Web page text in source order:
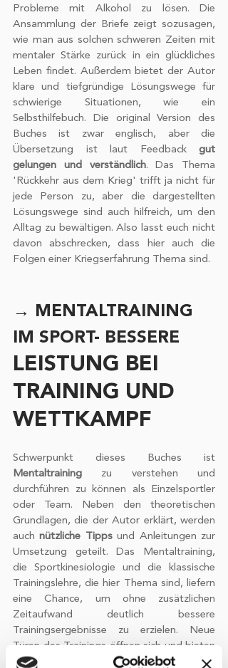
Probleme mit Alkohol zu lösen. Die
Ansammlung der Briefe zeigt sozusagen,
wie man aus solchen schweren Zeiten mit
mentaler Stärke zurück in ein glückliches
Leben findet. Außerdem bietet der Autor
klare und tiefgründige Lösungswege für
schwierige Situationen, wie ein
Selbsthilfebuch. Die original Version des
Buches ist zwar englisch, aber die
Übersetzung ist laut Feedback gut
gelungen und verständlich. Das Thema
'Rückkehr aus dem Krieg' trifft ja nicht für
jede Person zu, aber die dargestellten
Lösungswege sind auch hilfreich, um den
Alltag zu bewältigen. Also lasst euch nicht
davon abschrecken, dass hier auch die
Folgen einer Kriegserfahrung Thema sind.
→ MENTALTRAINING
IM SPORT- BESSERE
LEISTUNG BEI
TRAINING UND
WETTKAMPF
Mentaltraining zu verstehen und
durchführen zu können als Einzelsportler
oder Team. Neben den theoretischen
Grundlagen, die der Autor erklärt, werden
auch nützliche Tipps und Anleitungen zur
Umsetzung geteilt. Das Mentaltraining,
die Sportkinesiologie und die klassische
Trainingslehre, die hier Thema sind, liefern
eine Chance, um ohne zusätzlichen
Zeitaufwand deutlich bessere
Trainingsergebnisse zu erzielen. Neue
Türen des Trainings öffnen sich und bieten
mehr
Spaß beim Training und im